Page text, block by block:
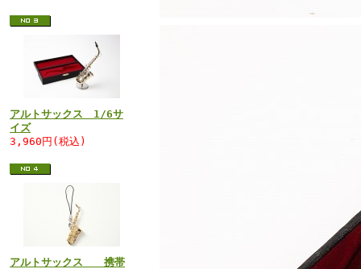
アルトサックス 1/6サ
イズ
3,960円(税込)
アルトサックス 携帯